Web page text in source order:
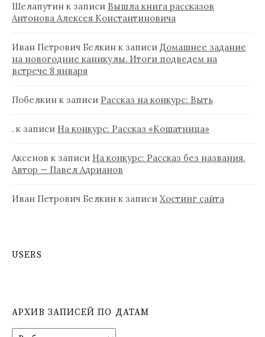
Шелапутин к записи Вышла книга рассказов
Антонова Алексея Константиновича
Иван Петрович Белкин к записи Домашнее задание
на новогодние каникулы. Итоги подведем на
встрече 8 января
Побелкин к записи Рассказ на конкурс: Выть
. к записи На конкурс: Рассказ «Кошатница»
Аксенов к записи На конкурс: Рассказ без названия.
Автор — Павел Адрианов
Иван Петрович Белкин к записи Хостинг сайта
USERS
АРХИВ ЗАПИСЕЙ ПО ДАТАМ